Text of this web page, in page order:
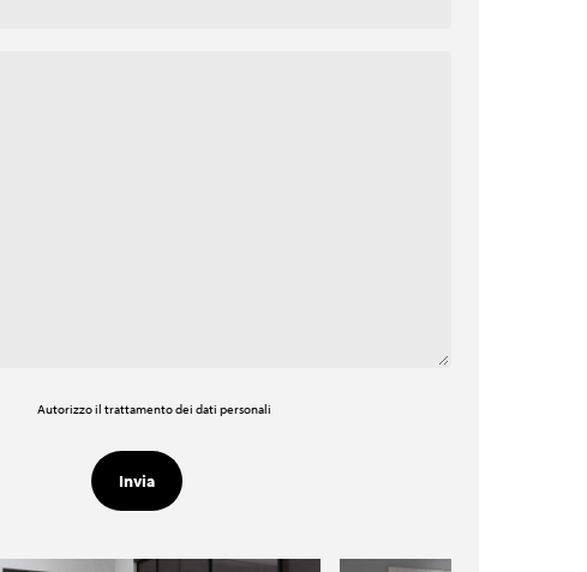
Autorizzo il trattamento dei dati personali